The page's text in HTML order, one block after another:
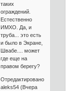
таких
ограждений.
Естественно
ИМХО. Да, и
труба... это есть
и было в Экране,
Швабе.... может
где еще на
правом берегу?
Отредактировано
aleks54 (Вчера